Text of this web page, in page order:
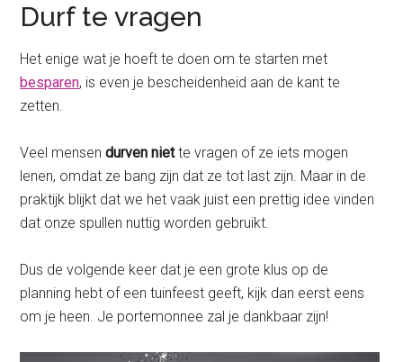
Durf te vragen
Het enige wat je hoeft te doen om te starten met
besparen, is even je bescheidenheid aan de kant te
zetten.
Veel mensendurven niette vragen of ze iets mogen
lenen, omdat ze bang zijn dat ze tot last zijn. Maar in de
praktijk blijkt dat we het vaak juist een prettig idee vinden
dat onze spullen nuttig worden gebruikt.
Dus de volgende keer dat je een grote klus op de
planning hebt of een tuinfeest geeft, kijk dan eerst eens
om je heen. Je portemonnee zal je dankbaar zijn!